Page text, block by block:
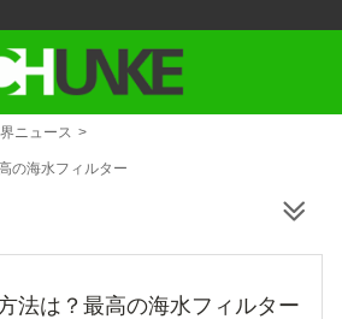
ニュース >
の海水フィルター
法は？最高の海水フィルター